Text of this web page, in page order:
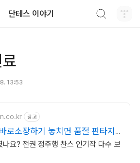
단테스 이야기
13:53
광고
로소장하기 놓치면 품절 판타지
요? 전권 정주행 찬스 인기작 다수 보